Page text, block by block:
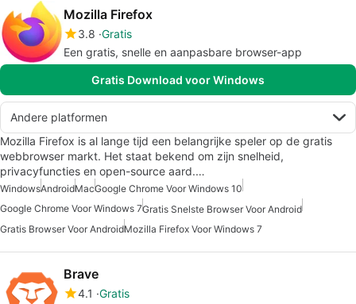
Mozilla Firefox
3.8 Gratis
Een gratis, snelle en aanpasbare browser-app
Gratis Download voor Windows
Andere platformen
Mozilla Firefox is al lange tijd een belangrijke speler op de gratis
webbrowser markt. Het staat bekend om zijn snelheid,
privacyfuncties en open-source aard.…
WindowsAndroidMacGoogle Chrome Voor Windows 10
Google Chrome Voor Windows 7Gratis Snelste Browser Voor Android
Gratis Browser Voor AndroidMozilla Firefox Voor Windows 7
Brave
4.1 Gratis